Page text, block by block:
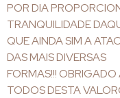
POR DIA
TRANQUILIDADE
QUE AINDA SIM A
DAS MAIS DIVERSAS
FORMAS!!! OBRIGADO
TODOS DESTA